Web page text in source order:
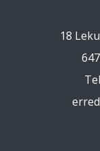
18